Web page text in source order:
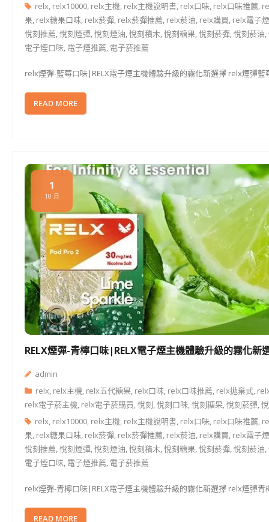
relx, relx10000, relx主機, relx主機說明書, relx口味, relx口味推薦,
果, relx糖果口味, relx菸彈, relx菸彈推薦, relx菸油, relx購買, relx電子煙
悅刻推薦,悅刻煙彈,悅刻煙油,悅刻積木,悅刻糖果,悅刻菸彈,悅刻菸油,
電子煙口味, 電子煙推薦, 電子菸推薦
relx煙彈-藍莓口味|RELX電子煙主機體驗升級的霧化新選擇 relx煙彈
READ MORE
RELX煙彈-青檸口味|RELX電子煙主機體驗升級的霧化新
1
10 月
admin
relx, relx主機, relx五代糖果, relx口味, relx口味推薦, relx拋棄式,
relx電子菸主機, relx電子菸購買,悅刻,悅刻口味,悅刻糖果,悅刻菸彈,
relx, relx10000, relx主機, relx主機說明書, relx口味, relx口味推薦,
果, relx糖果口味, relx菸彈, relx菸彈推薦, relx菸油, relx購買, relx電子煙
悅刻推薦,悅刻煙彈,悅刻煙油,悅刻積木,悅刻糖果,悅刻菸彈,悅刻菸油,
電子煙口味, 電子煙推薦, 電子菸推薦
relx煙彈-青檸口味|RELX電子煙主機體驗升級的霧化新選擇 relx煙彈
READ MORE